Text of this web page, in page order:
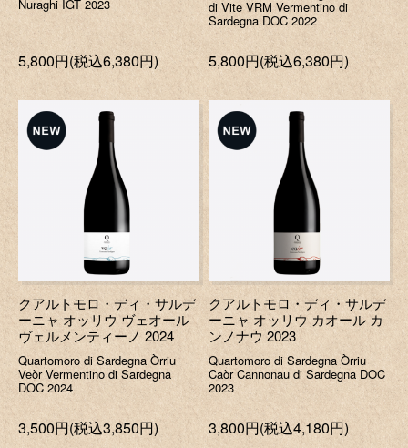
Nuraghi IGT 2023
5,800円(税込6,380円)
di Vite VRM Vermentino di
Sardegna DOC 2022
5,800円(税込6,380円)
クアルトモロ・ディ・サルデ
ーニャ オッリウ ヴェオール
ヴェルメンティーノ 2024
Quartomoro di Sardegna Òrriu
Veòr Vermentino di Sardegna
DOC 2024
3,500円(税込3,850円)
クアルトモロ・ディ・サルデ
ーニャ オッリウ カオール カ
ンノナウ 2023
Quartomoro di Sardegna Òrriu
Caòr Cannonau di Sardegna DOC
2023
3,800円(税込4,180円)